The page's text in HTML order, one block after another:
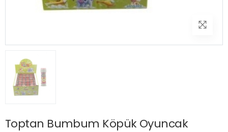
Toptan Bumbum Köpük Oyuncak